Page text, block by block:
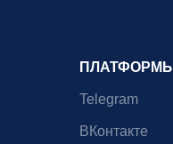
ПЛАТФОРМЫ
Telegram
ВКонтакте